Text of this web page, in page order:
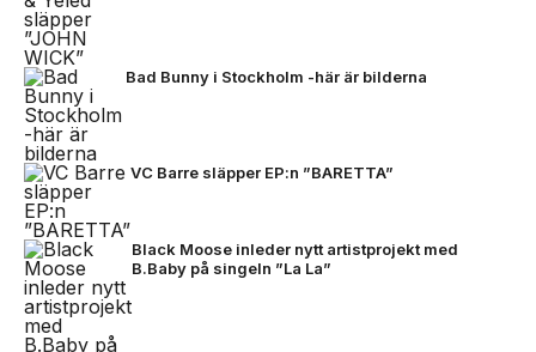
Bad Bunny i Stockholm -här är bilderna
VC Barre släpper EP:n ”BARETTA”
Black Moose inleder nytt artistprojekt med
B.Baby på singeln ”La La”